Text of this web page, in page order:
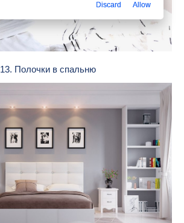
13. Полочки в спальню
Discard Allow